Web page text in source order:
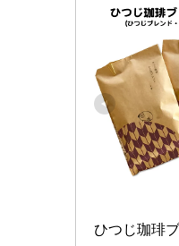
ひつじ珈琲